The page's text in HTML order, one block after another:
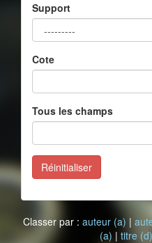
Support
Cote
Tous les champs
Réinitialiser
Classer par : auteur (a) |
(a) | titre (d)